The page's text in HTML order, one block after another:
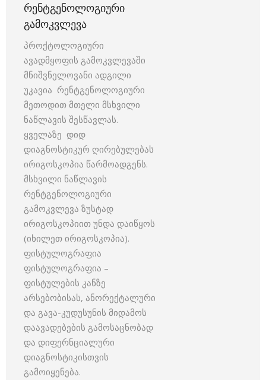
ᲠᲔᲜᲢᲒᲔᲜᲝᲚᲝᲒᲘᲣᲠᲘ
ᲒᲐᲛᲝᲙᲕᲚᲔᲕᲐ
პროქტოლოგიური
ავადმყოფის გამოკვლევაში
მნიშვნელოვანი ადგილი
უკავია რენტგენოლოგიური
მეთოდით მთელი მსხვილი
ნაწლავის შესწავლას.
ყველაზე დიდ
დიაგნოსტიკურ ღირებულებას
ირიგოსკოპია წარმოადგენს.
მსხვილი ნაწლავის
რენტგენოლოგიური
გამოკვლევა ზუსტად
ირიგოსკოპიით უნდა დაიწყოს
(იხილეთ ირიგოსკოპია).
ფისტულოგრაფია
ფისტულოგრაფია –
ფისტულების კანზე
არსებობისას, ანორექტალური
და გავა-კუდუსუნის მიდამოს
დაავადებების გამოსაცნობად
და დიფერნციალური
დიაგნოსტიკისთვის
გამოიყენება.